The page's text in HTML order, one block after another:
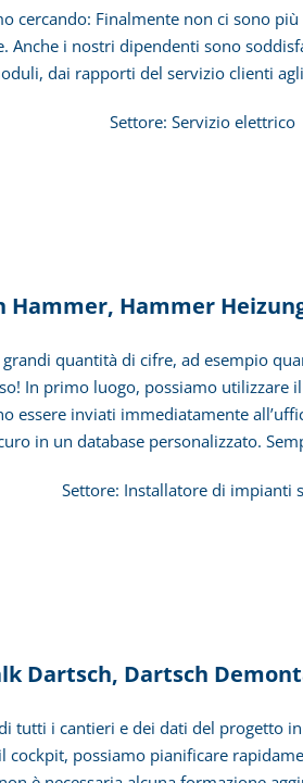
cercando: Finalmente non ci sono
i nostri dipendenti sono
dai rapporti del servizio clienti
elettrico
Hammer, Hammer
quantità di cifre, ad esempio
In primo luogo, possiamo
essere inviati immediatamente
in un database personalizzato.
impianti
Dartsch, Dartsch
tutti i cantieri e dei dati del
possiamo pianificare